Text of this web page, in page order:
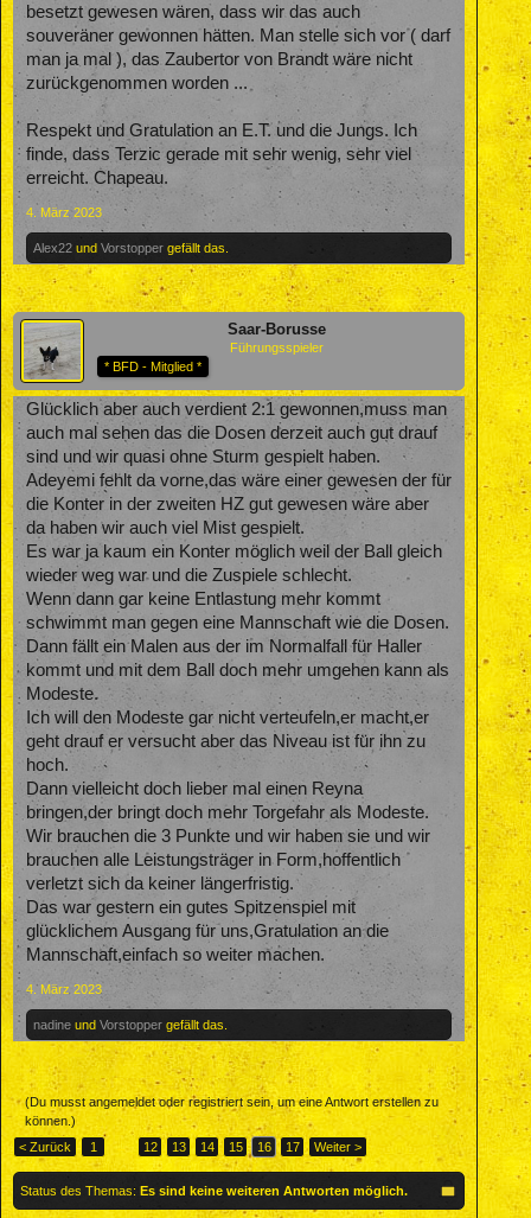
besetzt gewesen wären, dass wir das auch
souveräner gewonnen hätten. Man stelle sich vor ( darf
man ja mal ), das Zaubertor von Brandt wäre nicht
zurückgenommen worden ...
Respekt und Gratulation an E.T. und die Jungs. Ich
finde, dass Terzic gerade mit sehr wenig, sehr viel
erreicht. Chapeau.
4. März 2023
Alex22 und Vorstopper gefällt das.
Saar-Borusse
Führungsspieler
* BFD - Mitglied *
Glücklich aber auch verdient 2:1 gewonnen,muss man
auch mal sehen das die Dosen derzeit auch gut drauf
sind und wir quasi ohne Sturm gespielt haben.
Adeyemi fehlt da vorne,das wäre einer gewesen der für
die Konter in der zweiten HZ gut gewesen wäre aber
da haben wir auch viel Mist gespielt.
Es war ja kaum ein Konter möglich weil der Ball gleich
wieder weg war und die Zuspiele schlecht.
Wenn dann gar keine Entlastung mehr kommt
schwimmt man gegen eine Mannschaft wie die Dosen.
Dann fällt ein Malen aus der im Normalfall für Haller
kommt und mit dem Ball doch mehr umgehen kann als
Modeste.
Ich will den Modeste gar nicht verteufeln,er macht,er
geht drauf er versucht aber das Niveau ist für ihn zu
hoch.
Dann vielleicht doch lieber mal einen Reyna
bringen,der bringt doch mehr Torgefahr als Modeste.
Wir brauchen die 3 Punkte und wir haben sie und wir
brauchen alle Leistungsträger in Form,hoffentlich
verletzt sich da keiner längerfristig.
Das war gestern ein gutes Spitzenspiel mit
glücklichem Ausgang für uns,Gratulation an die
Mannschaft,einfach so weiter machen.
4. März 2023
nadine und Vorstopper gefällt das.
(Du musst angemeldet oder registriert sein, um eine Antwort erstellen zu
können.)
< Zurück
1 ← 12 13 14 15 16 17 Weiter >
Status des Themas: Es sind keine weiteren Antworten möglich.